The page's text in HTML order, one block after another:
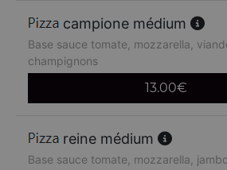
campione médium
Base sauce tomate, mozzarella,
champignons
13.00€
reine médium
Base sauce tomate, mozzarella,